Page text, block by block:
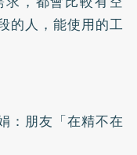
的人，能使用的工
：朋友「在精不在